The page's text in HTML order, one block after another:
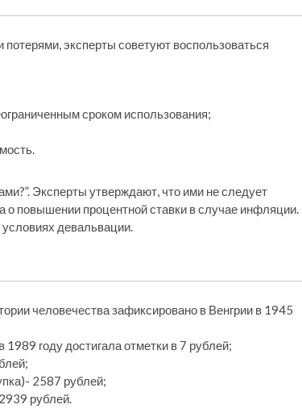
эксперты советуют воспользоваться
сроком использования;
Эксперты утверждают, что ими не следует
о повышении процентной ставки в случае инфляции.
девальвации.
человечества зафиксировано в Венгрии в 1945
году достигала отметки в 7 рублей;
2587 рублей;
рублей.